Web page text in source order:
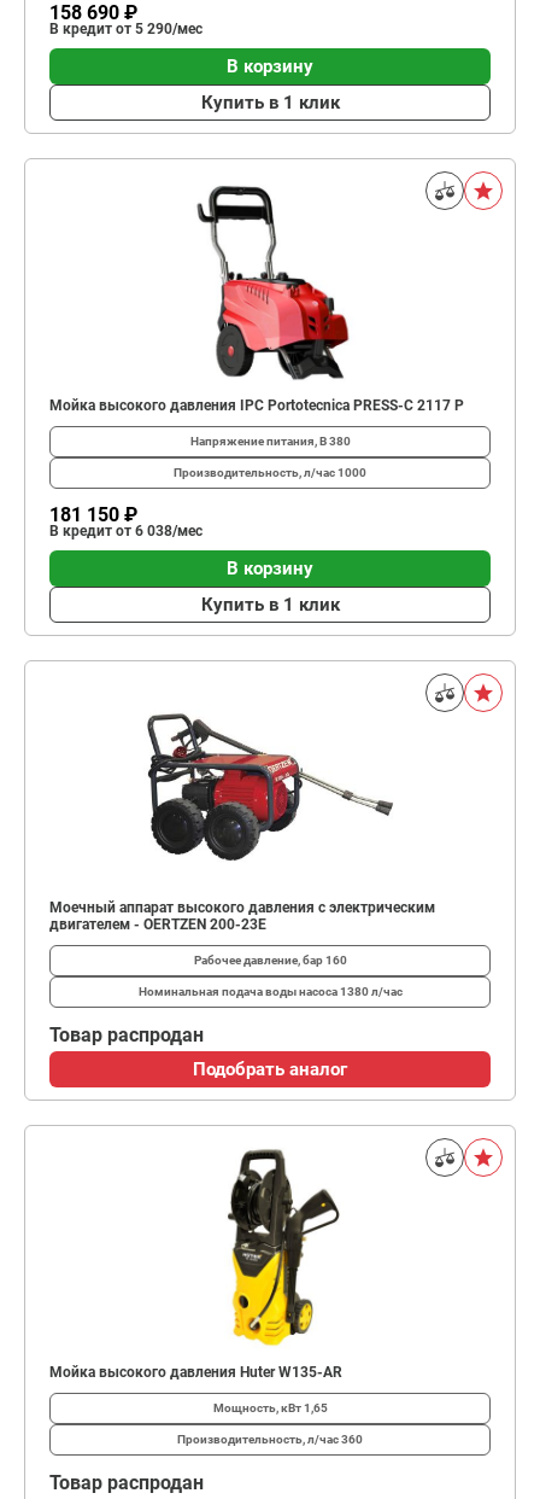
158 690 ₽
В кредит от 5 290/мес
В корзину
Купить в 1 клик
Мойка высокого давления IPC Portotecnica PRESS-C 2117 P
Напряжение питания, В380
Производительность, л/час1000
181 150 ₽
В кредит от 6 038/мес
В корзину
Купить в 1 клик
Моечный аппарат высокого давления с электрическим
двигателем - OERTZEN 200-23E
Рабочее давление, бар160
Номинальная подача воды насоса1380 л/час
Товар распродан
Подобрать аналог
Мойка высокого давления Huter W135-AR
Мощность, кВт1,65
Производительность, л/час360
Товар распродан